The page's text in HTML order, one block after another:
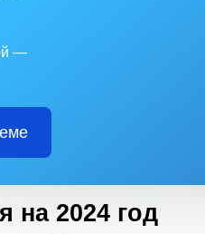
—
на 2024 год